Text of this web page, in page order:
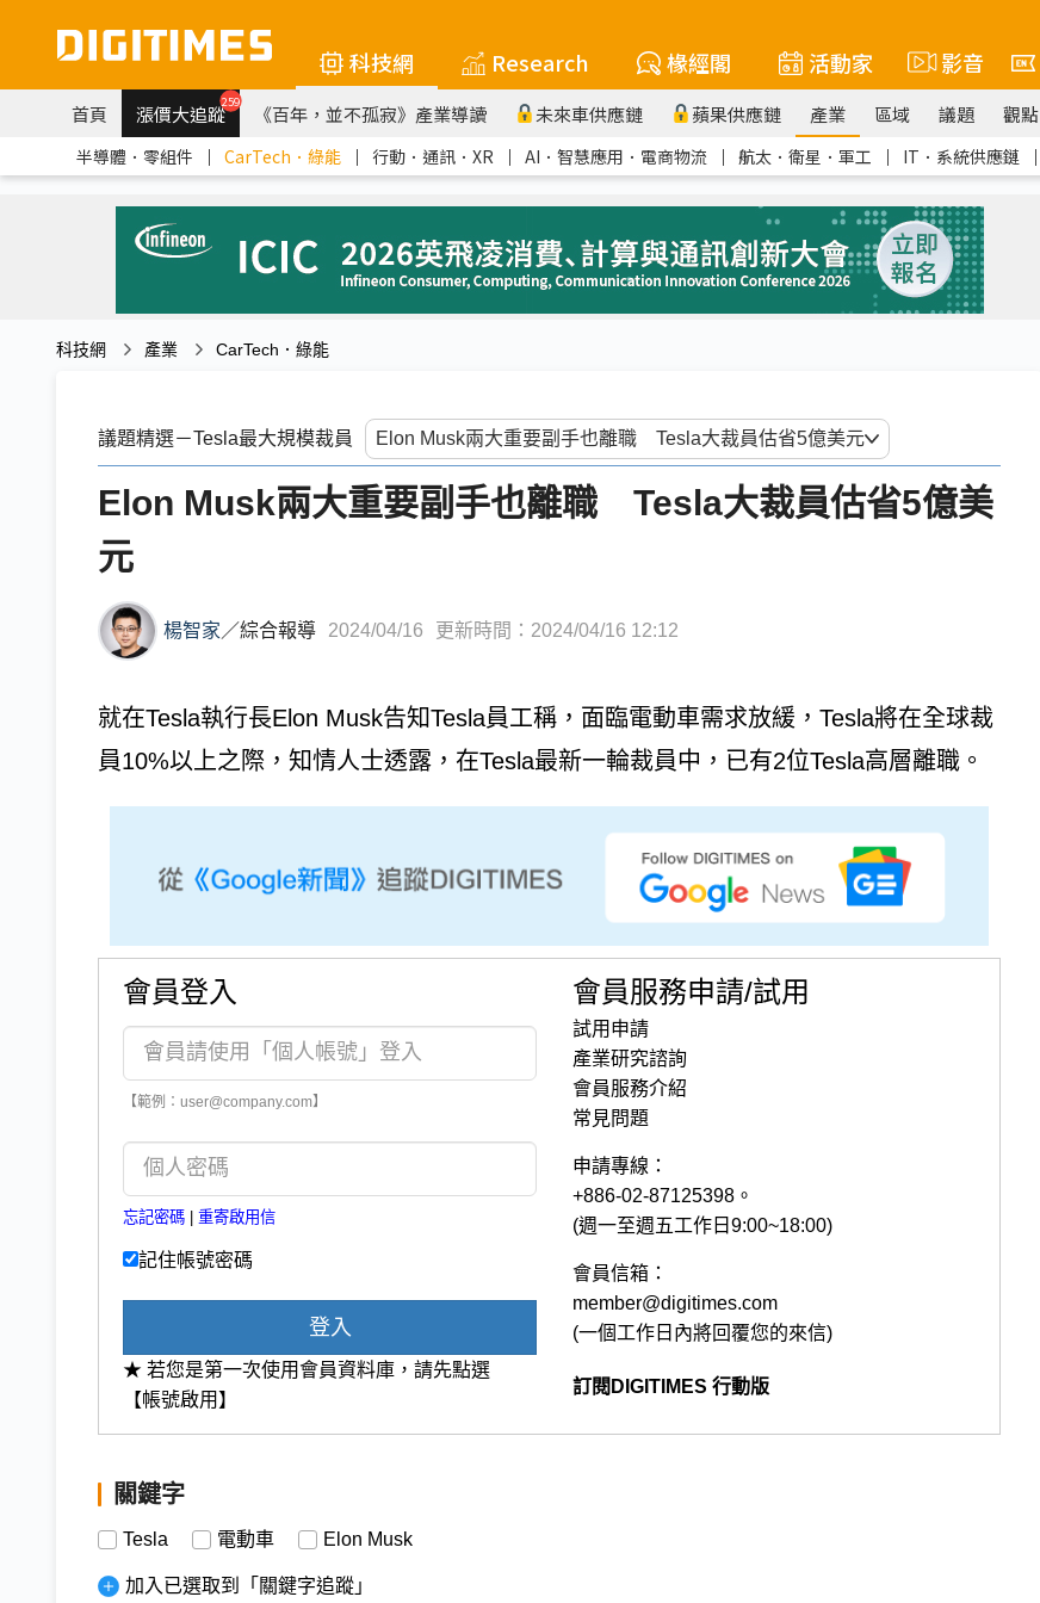
科技網 Research 椽經閣 活動家 影音
首頁 漲價大追蹤259 《百年，並不孤寂》產業導讀 未來車供應鏈 蘋果供應鏈 產業 區域 議題 觀點
半導體．零組件 ｜ CarTech．綠能 ｜ 行動．通訊．XR ｜ AI．智慧應用．電商物流 ｜ 航太．衛星．軍工 ｜ IT．系統供應鏈 ｜
科技網 產業 CarTech．綠能
議題精選－Tesla最大規模裁員
Elon Musk兩大重要副手也離職 Tesla大裁員估省5億美
元
楊智家 ／綜合報導 2024/04/16 更新時間：2024/04/16 12:12
就在Tesla執行長Elon Musk告知Tesla員工稱，面臨電動車需求放緩，Tesla將在全球裁
員10%以上之際，知情人士透露，在Tesla最新一輪裁員中，已有2位Tesla高層離職。
會員登入
【範例：user@company.com】
忘記密碼 重寄啟用信
記住帳號密碼
登入
★ 若您是第一次使用會員資料庫，請先點選
【帳號啟用】
會員服務申請/試用
試用申請
產業研究諮詢
會員服務介紹
常見問題
申請專線：
+886-02-87125398。
(週一至週五工作日9:00~18:00)
會員信箱：
member@digitimes.com
(一個工作日內將回覆您的來信)
訂閱DIGITIMES 行動版
關鍵字
Tesla 電動車 Elon Musk
加入已選取到「關鍵字追蹤」